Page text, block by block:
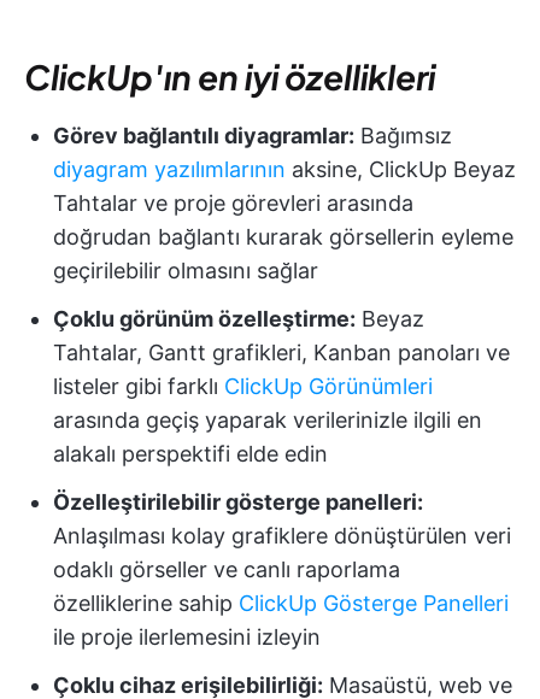
ClickUp'ın en iyi özellikleri
Görev bağlantılı diyagramlar: Bağımsız
diyagram yazılımlarının aksine, ClickUp Beyaz
Tahtalar ve proje görevleri arasında
doğrudan bağlantı kurarak görsellerin eyleme
geçirilebilir olmasını sağlar
Çoklu görünüm özelleştirme: Beyaz
Tahtalar, Gantt grafikleri, Kanban panoları ve
listeler gibi farklı ClickUp Görünümleri
arasında geçiş yaparak verilerinizle ilgili en
alakalı perspektifi elde edin
Özelleştirilebilir gösterge panelleri:
Anlaşılması kolay grafiklere dönüştürülen veri
odaklı görseller ve canlı raporlama
özelliklerine sahip ClickUp Gösterge Panelleri
ile proje ilerlemesini izleyin
Çoklu cihaz erişilebilirliği: Masaüstü, web ve